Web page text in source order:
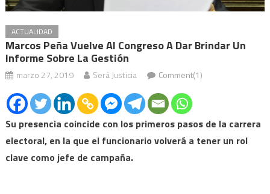
ACTUALIDAD
Marcos Peña Vuelve Al Congreso A Dar Brindar Un
Informe Sobre La Gestión
marzo 27, 2019 Será Justicia Comment(1)
Su presencia coincide con los primeros pasos de la carrera
electoral, en la que el funcionario volverá a tener un rol
clave como jefe de campaña.